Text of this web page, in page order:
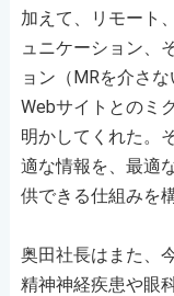
加えて、リモート
ュニケーション、
ョン（MRを介さ
Webサイトとのミ
明かしてくれた。
適な情報を、最適
供できる仕組みを
奥田社長はまた、
精神神経疾患や眼